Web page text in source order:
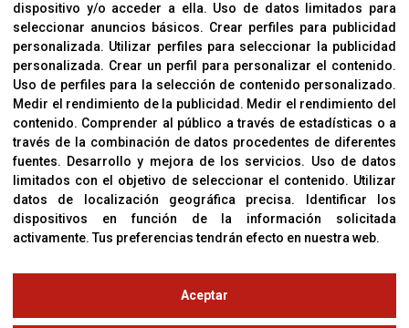
Cookies
Política De Privacidad
OFICINAS
C/ Coneixement 5, 08850
CONTACTO
T. (+34) 93 638 38 60
Email: corver@corver.es
dispositivo y/o acceder a ella. Uso de datos limitados para
seleccionar anuncios básicos. Crear perfiles para publicidad
personalizada. Utilizar perfiles para seleccionar la publicidad
personalizada. Crear un perfil para personalizar el contenido.
Uso de perfiles para la selección de contenido personalizado.
Medir el rendimiento de la publicidad . Medir el rendimiento del
contenido. Comprender al público a través de estadísticas o a
través de la combinación de datos procedentes de diferentes
fuentes. Desarrollo y mejora de los servicios. Uso de datos
limitados con el objetivo de seleccionar el contenido. Utilizar
datos de localización geográfica precisa.
Identificar los
dispositivos en función de la información solicitada
activamente.Tus preferencias tendrán efecto en nuestra web.
Aceptar